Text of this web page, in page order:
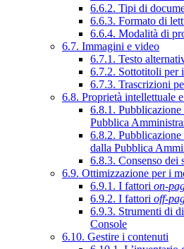
6.6.2. Tipi di
6.6.3. Formato di
6.6.4. Modalità di
6.7. Immagini e video
6.7.1. Testo
6.7.2. Sottotitoli per
6.7.3. Trascrizioni
6.8. Proprietà intellettuale
6.8.1.
Pubblica
6.8.2.
dalla Pubblica
6.8.3. Consenso dei
6.9. Ottimizzazione per i
6.9.1. I fattori on-
6.9.2. I fattori off-
6.9.3. Strumenti di
Console
6.10. Gestire i contenuti